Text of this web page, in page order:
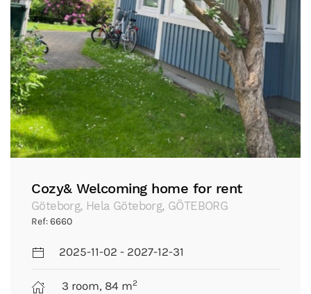
Cozy& Welcoming home for rent
Göteborg, Hela Göteborg, GÖTEBORG
Ref: 6660
2025-11-02 - 2027-12-31
3 room, 84 m2